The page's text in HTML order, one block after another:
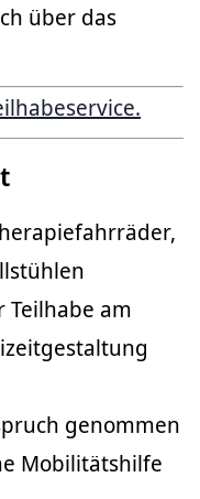
über das
Teilhabe am
genommen
Mobilitätshilfe